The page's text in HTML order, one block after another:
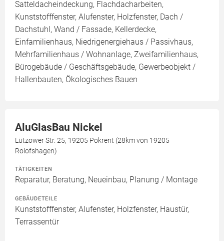
Satteldacheindeckung, Flachdacharbeiten,
Kunststofffenster, Alufenster, Holzfenster, Dach /
Dachstuhl, Wand / Fassade, Kellerdecke,
Einfamilienhaus, Niedrigenergiehaus / Passivhaus,
Mehrfamilienhaus / Wohnanlage, Zweifamilienhaus,
Bürogebäude / Geschäftsgebäude, Gewerbeobjekt /
Hallenbauten, Ökologisches Bauen
AluGlasBau Nickel
Lützower Str. 25, 19205 Pokrent (28km von 19205
Rolofshagen)
TÄTIGKEITEN
Reparatur, Beratung, Neueinbau, Planung / Montage
GEBÄUDETEILE
Kunststofffenster, Alufenster, Holzfenster, Haustür,
Terrassentür